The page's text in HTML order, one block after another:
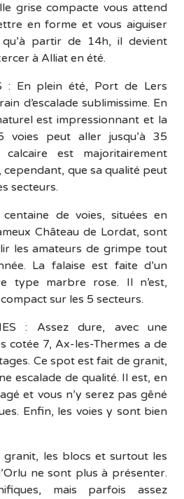
grise compacte vous attend
en forme et vous aiguiser
qu’à partir de 14h, il devient
à Alliat en été.
: En plein été, Port de Lers
d’escalade sublimissime. En
est impressionnant et la
voies peut aller jusqu’à 35
est majoritairement
cependant, que sa qualité peut
secteurs.
centaine de voies, situées en
Château de Lordat, sont
les amateurs de grimpe tout
La falaise est faite d’un
type marbre rose. Il n’est,
sur les 5 secteurs.
: Assez dure, avec une
cotée 7, Ax-les-Thermes a de
Ce spot est fait de granit,
escalade de qualité. Il est, en
et vous n’y serez pas gêné
Enfin, les voies y sont bien
granit, les blocs et surtout les
ne sont plus à présenter.
mais parfois assez